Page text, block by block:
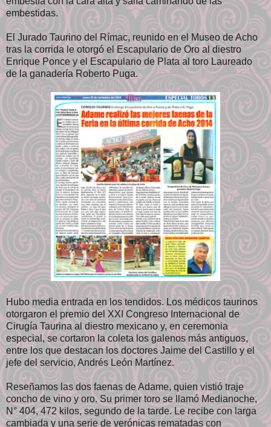
embestidas.
El Jurado Taurino del Rímac, reunido en el Museo de Acho
tras la corrida le otorgó el Escapulario de Oro al diestro
Enrique Ponce y el Escapulario de Plata al toro Laureado
de la ganadería Roberto Puga.
Hubo media entrada en los tendidos. Los médicos taurinos
otorgaron el premio del XXI Congreso Internacional de
Cirugía Taurina al diestro mexicano y, en ceremonia
especial, se cortaron la coleta los galenos más antiguos,
entre los que destacan los doctores Jaime del Castillo y el
jefe del servicio, Andrés León Martínez.
Reseñamos las dos faenas de Adame, quien vistió traje
concho de vino y oro. Su primer toro se llamó Medianoche,
N° 404, 472 kilos, segundo de la tarde. Le recibe con larga
cambiada y una serie de verónicas rematadas con